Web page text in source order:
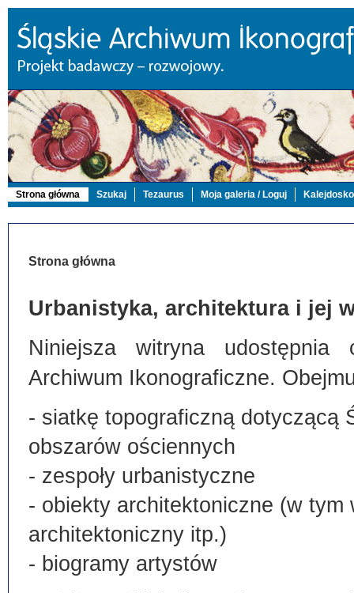
Strona główna Szukaj Tezaurus Moja galeria / Loguj
Strona główna
Urbanistyka, architektura i jej
Niniejsza witryna
Archiwum Ikonograficzne.
- siatkę topograficzną dotyczącą
obszarów ościennych
- zespoły urbanistyczne
- obiekty architektoniczne (w
architektoniczny itp.)
- biogramy artystów